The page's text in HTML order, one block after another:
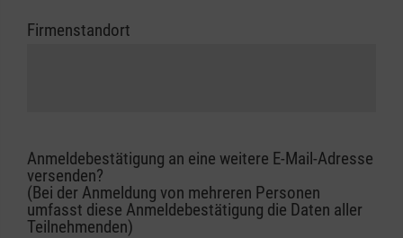
Firmenstandort
Anmeldebestätigung an eine weitere E-Mail-Adresse
versenden?
(Bei der Anmeldung von mehreren Personen
umfasst diese Anmeldebestätigung die Daten aller
Teilnehmenden)